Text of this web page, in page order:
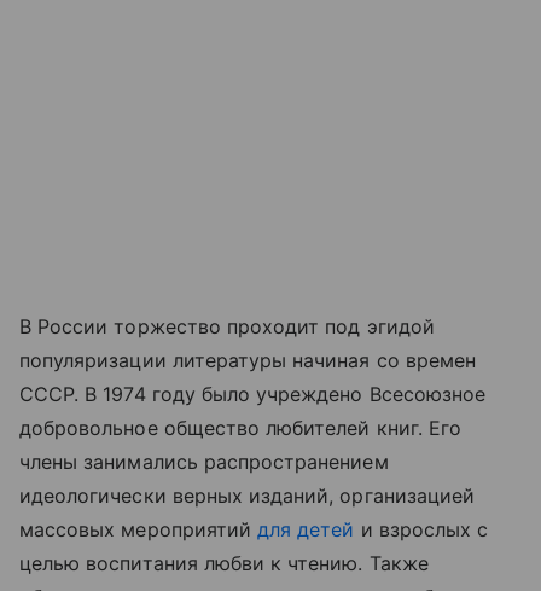
В России торжество проходит под эгидой
популяризации литературы начиная со времен
СССР. В 1974 году было учреждено Всесоюзное
добровольное общество любителей книг. Его
члены занимались распространением
идеологически верных изданий, организацией
массовых мероприятийдля детей и взрослых с
целью воспитания любви к чтению. Также